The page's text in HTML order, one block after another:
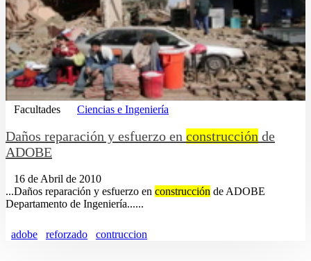
Facultades Ciencias e Ingeniería
Daños reparación y esfuerzo en construcción de
ADOBE
16 de Abril de 2010
...Daños reparación y esfuerzo en construcción de ADOBE
Departamento de Ingeniería......
adobe reforzado contruccion